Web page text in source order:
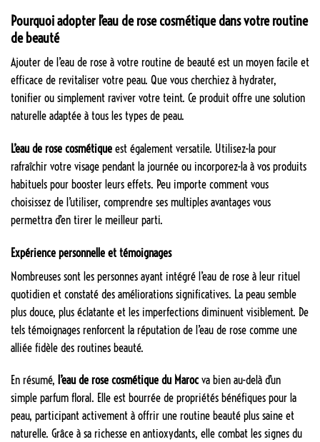
Pourquoi adopter l’eau de rose cosmétique dans votre routine
de beauté
Ajouter de l’eau de rose à votre routine de beauté est un moyen facile et
efficace de revitaliser votre peau. Que vous cherchiez à hydrater,
tonifier ou simplement raviver votre teint. Ce produit offre une solution
naturelle adaptée à tous les types de peau.
L’eau de rose cosmétique est également versatile. Utilisez-la pour
rafraîchir votre visage pendant la journée ou incorporez-la à vos produits
habituels pour booster leurs effets. Peu importe comment vous
choisissez de l’utiliser, comprendre ses multiples avantages vous
permettra d’en tirer le meilleur parti.
Expérience personnelle et témoignages
Nombreuses sont les personnes ayant intégré l’eau de rose à leur rituel
quotidien et constaté des améliorations significatives. La peau semble
plus douce, plus éclatante et les imperfections diminuent visiblement. De
tels témoignages renforcent la réputation de l’eau de rose comme une
alliée fidèle des routines beauté.
En résumé, l’eau de rose cosmétique du Marocva bien au-delà d’un
simple parfum floral. Elle est bourrée de propriétés bénéfiques pour la
peau, participant activement à offrir une routine beauté plus saine et
naturelle. Grâce à sa richesse en antioxydants, elle combat les signes du